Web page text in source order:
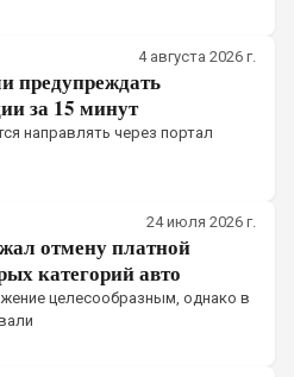
4 августа 2026 г.
предупреждать
за 15 минут
направлять через портал
24 июля 2026 г.
отмену платной
категорий авто
целесообразным, однако в